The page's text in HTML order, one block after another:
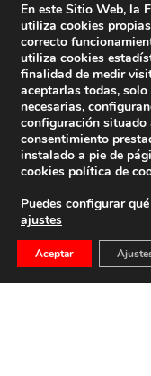
Crítica De Libro:
En este Sitio Web, la
utiliza cookies
correcto
utiliza cookies
finalidad de medir
aceptarlas todas,
necesarias,
configuración situado
consentimiento
instalado a pie de
cookies política de
Puedes configurar
ajustes
Aceptar